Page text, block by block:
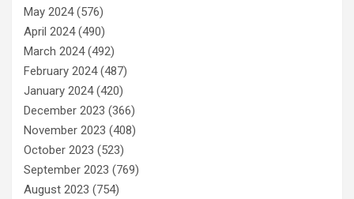
May 2024(576)
April 2024(490)
March 2024(492)
February 2024(487)
January 2024(420)
December 2023 (366)
November 2023 (408)
October 2023 (523)
September 2023 (769)
August 2023 (754)